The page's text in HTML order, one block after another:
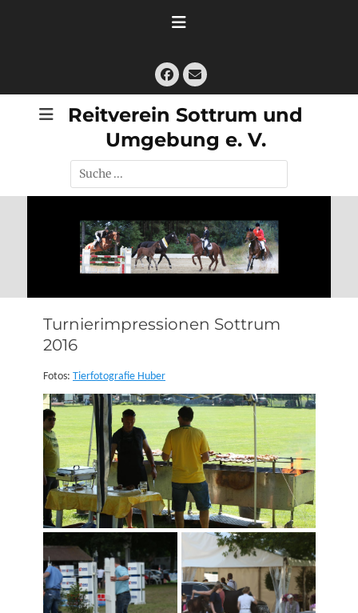
Facebook
E-
Mail
Reitverein Sottrum und
Umgebung e. V.
Suche
nach:
Turnierimpressionen Sottrum
2016
Fotos: Tierfotografie Huber